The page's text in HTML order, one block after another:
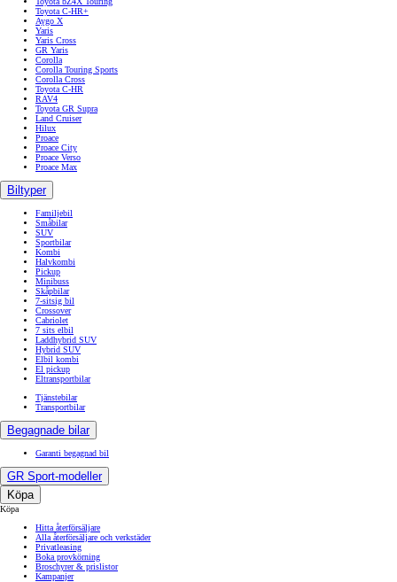
Toyota C-HR+
Aygo X
Yaris
Yaris Cross
GR Yaris
Corolla
Corolla Touring Sports
Corolla Cross
Toyota C-HR
RAV4
Toyota GR Supra
Land Cruiser
Hilux
Proace
Proace City
Proace Verso
Proace Max
Biltyper
Familjebil
Småbilar
SUV
Sportbilar
Kombi
Halvkombi
Pickup
Minibuss
Skåpbilar
7-sitsig bil
Crossover
Cabriolet
7 sits elbil
Laddhybrid SUV
Hybrid SUV
Elbil kombi
El pickup
Eltransportbilar
Tjänstebilar
Transportbilar
Begagnade bilar
Garanti begagnad bil
GR Sport-modeller
Köpa
Köpa
Hitta återförsäljare
Alla återförsäljare och verkstäder
Privatleasing
Boka provkörning
Broschyrer & prislistor
Kampanjer